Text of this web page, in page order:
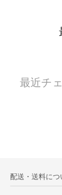
最近チ
配送・送料につ